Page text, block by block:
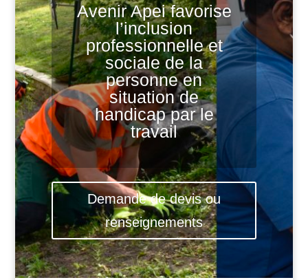
Avenir Apei favorise
l’inclusion
professionnelle et
sociale de la
personne en
situation de
handicap par le
travail
Demande de devis ou
renseignements